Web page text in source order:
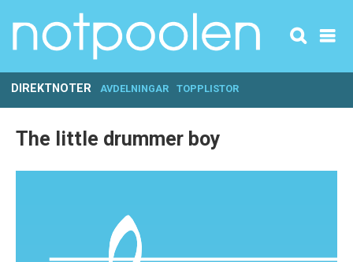
DIREKTNOTER AVDELNINGAR TOPPLISTOR
The little drummer boy